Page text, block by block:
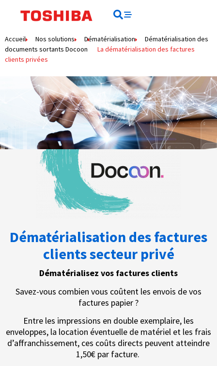
principal
Accueil Nos solutions Dématérialisation
Dématérialisation des
documents sortants Docoon
La dématérialisation des factures
clients privées
Dématérialisation des factures
clients secteur privé
Dématérialisez vos factures clients
Savez-vous combien vous coûtent les envois de vos
factures papier ?
Entre les impressions en double exemplaire, les
enveloppes, la location éventuelle de matériel et les frais
d’affranchissement, ces coûts directs peuvent atteindre
1,50€ par facture.